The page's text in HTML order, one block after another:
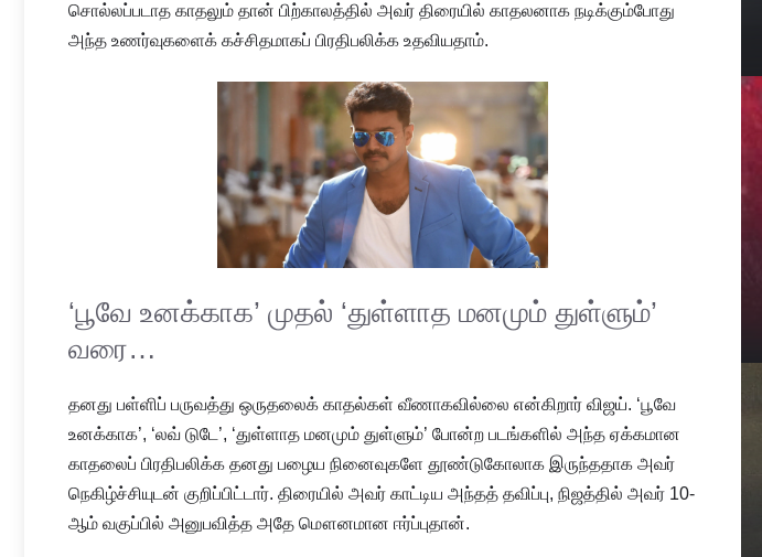
சொல்லப்படாத காதலும் தான் பிற்காலத்தில் அவர் திரையில் காதலனாக நடிக்கும்போது
அந்த உணர்வுகளைக் கச்சிதமாகப் பிரதிபலிக்க உதவியதாம்.
‘பூவே உனக்காக’ முதல் ‘துள்ளாத மனமும் துள்ளும்’
வரை…
தனது பள்ளிப் பருவத்து ஒருதலைக் காதல்கள் வீணாகவில்லை என்கிறார் விஜய். ‘பூவே
உனக்காக’, ‘லவ் டுடே’, ‘துள்ளாத மனமும் துள்ளும்’ போன்ற படங்களில் அந்த ஏக்கமான
காதலைப் பிரதிபலிக்க தனது பழைய நினைவுகளே தூண்டுகோலாக இருந்ததாக அவர்
நெகிழ்ச்சியுடன் குறிப்பிட்டார். திரையில் அவர் காட்டிய அந்தத் தவிப்பு, நிஜத்தில் அவர் 10-
ஆம் வகுப்பில் அனுபவித்த அதே மௌனமான ஈர்ப்புதான்.